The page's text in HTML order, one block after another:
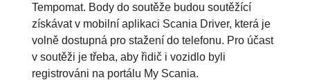
Tempomat. Body do soutěže budou soutěžící
získávat v mobilní aplikaci Scania Driver, která je
volně dostupná pro stažení do telefonu. Pro účast
v soutěži je třeba, aby řidič i vozidlo byli
registrováni na portálu My Scania.